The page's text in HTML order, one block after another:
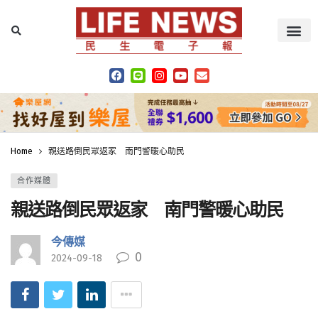
Home 親送路倒民眾返家 南門警暖心助民
合作媒體
親送路倒民眾返家 南門警暖心助民
今傳媒
2024-09-18 0